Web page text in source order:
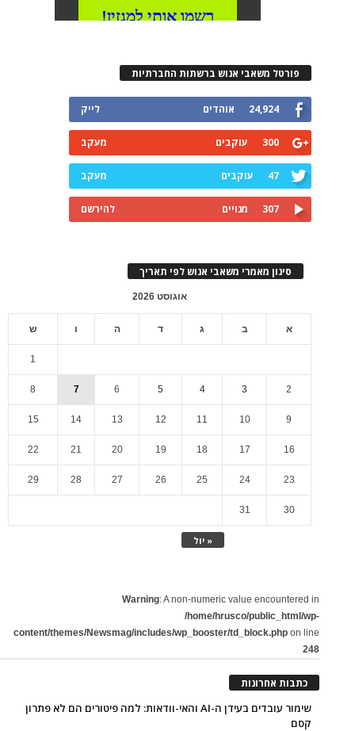
פורטל משאבי אנוש ברשתות החברתיות
24,924 אוהדים לייק
300 עוקבים מעקב
47 עוקבים מעקב
307 מנויים להירשם
סינון מאמרי משאבי אנוש לפי תאריך
אוגוסט 2026
א ב ג ד ה ו ש
« יול
1
2
3
4
5
6
7
8
9
10
11
12
13
14
15
16
17
18
19
20
21
22
23
24
25
26
27
28
29
30
31
Warning: A non-numeric value encountered in
/home/hrusco/public_html/wp-
content/themes/Newsmag/includes/wp_booster/td_block.php on line
248
כתבות אחרונות
שימור עובדים בעידן ה-AI והאי-וודאות: למה פיטורים הם לא פתרון
קסם